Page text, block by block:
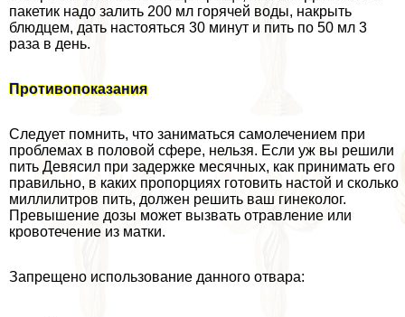
пакетик надо залить 200 мл горячей воды, накрыть
блюдцем, дать настояться 30 минут и пить по 50 мл 3
раза в день.
Противопоказания
Следует помнить, что заниматься самолечением при
проблемах в пoлoвoй сфере, нельзя. Если уж вы решили
пить Девясил при задержке мecячных, как принимать его
правильно, в каких пропорциях готовить настой и сколько
миллилитров пить, должен решить ваш гинеколог.
Превышение дозы может вызвать отравление или
кровотечение из матки.
Запрещено использование данного отвара: